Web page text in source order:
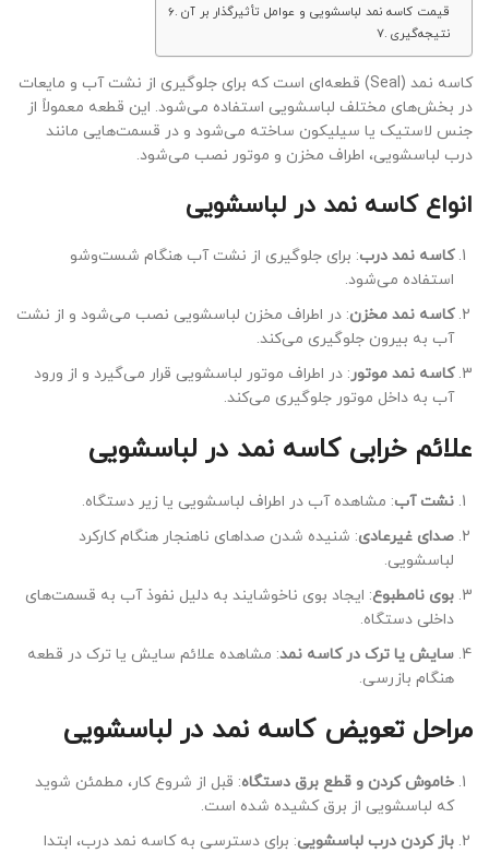
قیمت کاسه نمد لباسشویی و عوامل تأثیرگذار بر آن
نتیجه‌گیری
کاسه نمد (Seal) قطعه‌ای است که برای جلوگیری از نشت آب و مایعات
در بخش‌های مختلف لباسشویی استفاده می‌شود. این قطعه معمولاً از
جنس لاستیک یا سیلیکون ساخته می‌شود و در قسمت‌هایی مانند
درب لباسشویی، اطراف مخزن و موتور نصب می‌شود.
انواع کاسه نمد در لباسشویی
کاسه نمد درب: برای جلوگیری از نشت آب هنگام شست‌وشو
استفاده می‌شود.
کاسه نمد مخزن: در اطراف مخزن لباسشویی نصب می‌شود و از نشت
آب به بیرون جلوگیری می‌کند.
کاسه نمد موتور : در اطراف موتور لباسشویی قرار می‌گیرد و از ورود
آب به داخل موتور جلوگیری می‌کند.
علائم خرابی کاسه نمد در لباسشویی
نشت آب: مشاهده آب در اطراف لباسشویی یا زیر دستگاه.
صدای غیرعادی: شنیده شدن صداهای ناهنجار هنگام کارکرد
لباسشویی.
بوی نامطبوع: ایجاد بوی ناخوشایند به دلیل نفوذ آب به قسمت‌های
داخلی دستگاه.
سایش یا ترک در کاسه نمد: مشاهده علائم سایش یا ترک در قطعه
هنگام بازرسی.
مراحل تعویض کاسه نمد در لباسشویی
خاموش کردن و قطع برق دستگاه: قبل از شروع کار، مطمئن شوید
که لباسشویی از برق کشیده شده است.
باز کردن درب لباسشویی: برای دسترسی به کاسه نمد درب، ابتدا